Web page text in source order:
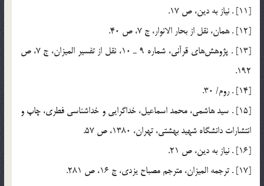
[11] . نياز به دين، ص 17.
[12] . همان، نقل از بحار الانوار، ج 7، ص 40.
[13] . پژوهش‌هاي قرآني، شماره 9 ـ 10، نقل از تفسير الميزان، ج 7، ص
192.
[14] . روم/ 30.
[15] . سيد هاشمي، محمد اسماعيل، خداگرايي و خداشناسي فطري، چاپ و
انتشارات دانشگاه شهيد بهشتي، تهران، 1380، ص 57.
[16] . نياز به دين، ص 21.
[17] . ترجمه الميزان، مترجم مصباح يزدي، ج 16، ص 281.